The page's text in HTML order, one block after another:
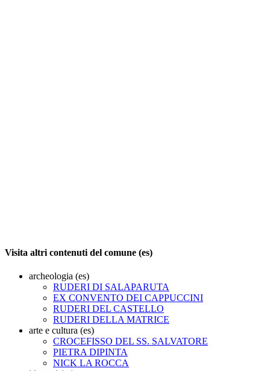
Visita altri contenuti del comune (es)
archeologia (es)
RUDERI DI SALAPARUTA
EX CONVENTO DEI CAPPUCCINI
RUDERI DEL CASTELLO
RUDERI DELLA MATRICE
arte e cultura (es)
CROCEFISSO DEL SS. SALVATORE
PIETRA DIPINTA
NICK LA ROCCA